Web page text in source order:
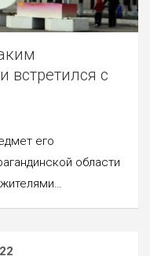
встретился с
его
области